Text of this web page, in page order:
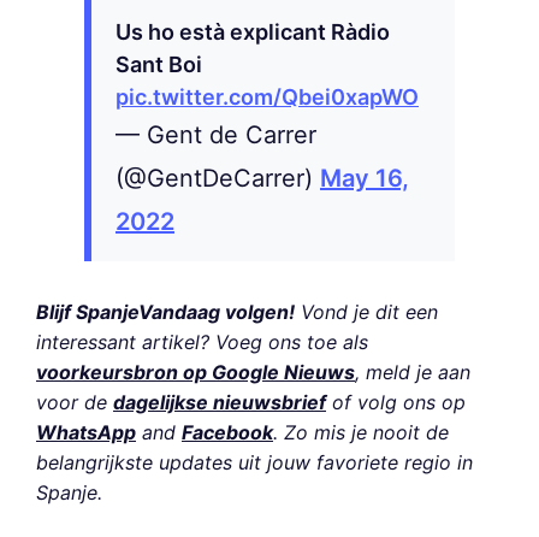
Us ho està explicant Ràdio
Sant Boi
pic.twitter.com/Qbei0xapWO
— Gent de Carrer
(@GentDeCarrer) May 16,
2022
Blijf SpanjeVandaag volgen! Vond je dit een
interessant artikel? Voeg ons toe als
voorkeursbron op Google Nieuws, meld je aan
voor de dagelijkse nieuwsbriefof volg ons op
WhatsApp and Facebook. Zo mis je nooit de
belangrijkste updates uit jouw favoriete regio in
Spanje.